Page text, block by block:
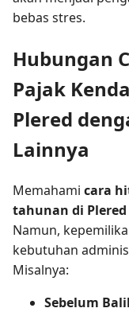
bebas stres.
Hubungan
Pajak
Plered
Lainnya
Memahami cara
tahunan di Plered
Namun,
kebutuhan
Misalnya:
Sebelum